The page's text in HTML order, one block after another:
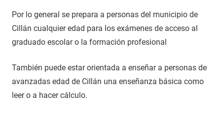
Por lo general se prepara a personas del municipio de
Cillán cualquier edad para los exámenes de acceso al
graduado escolar o la formación profesional
También puede estar orientada a enseñar a personas de
avanzadas edad de Cillán una enseñanza básica como
leer o a hacer cálculo.